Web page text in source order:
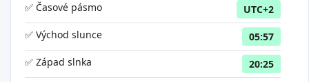
✅ Časové pásmo
UTC+2
✅ Východ slunce
05:57
✅ Západ slnka
20:25